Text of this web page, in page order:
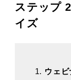
ステップ
イズ
ウェ